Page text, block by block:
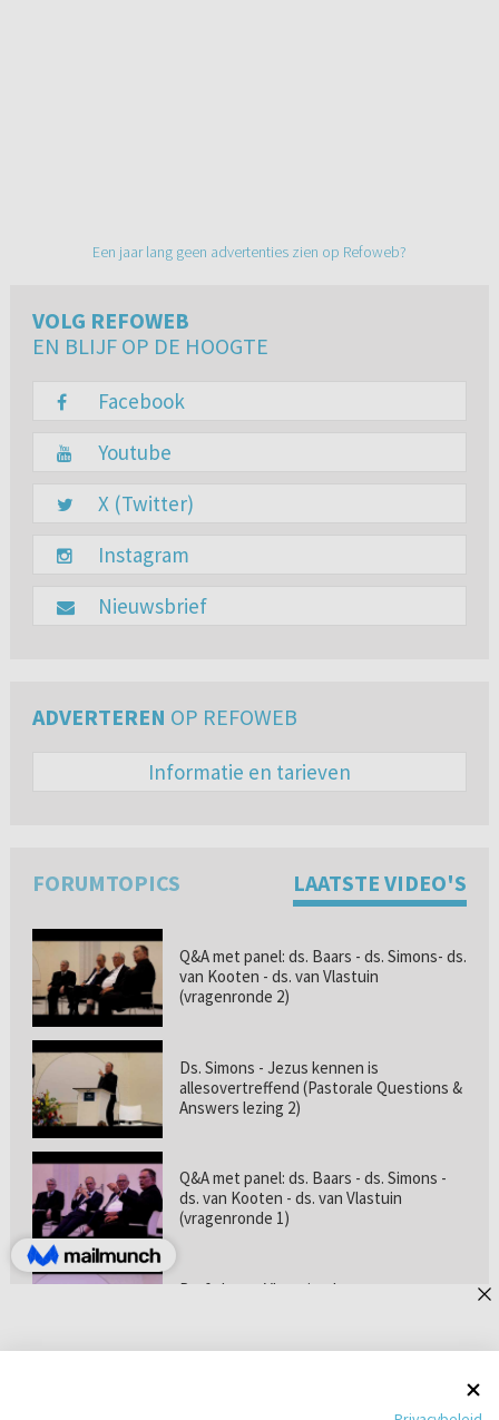
Een jaar lang geen advertenties zien op Refoweb?
VOLG REFOWEB
EN BLIJF OP DE HOOGTE
Facebook
Youtube
X (Twitter)
Instagram
Nieuwsbrief
ADVERTEREN OP REFOWEB
Informatie en tarieven
FORUMTOPICS LAATSTE VIDEO'S
Q&A met panel: ds. Baars - ds. Simons- ds.
van Kooten - ds. van Vlastuin
(vragenronde 2)
Ds. Simons - Jezus kennen is
allesovertreffend (Pastorale Questions &
Answers lezing 2)
Q&A met panel: ds. Baars - ds. Simons -
ds. van Kooten - ds. van Vlastuin
(vragenronde 1)
Prof. dr. van Vlastuin - Is